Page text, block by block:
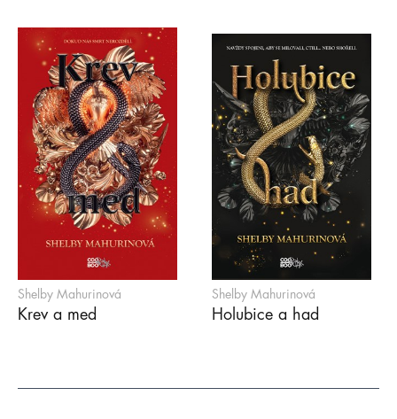
Shelby Mahurinová
Krev a med
Shelby Mahurinová
Holubice a had